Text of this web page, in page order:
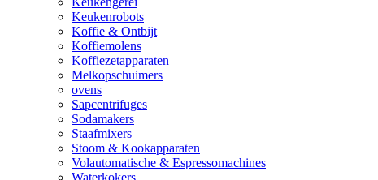
Keukenrobots
Koffie & Ontbijt
Koffiemolens
Koffiezetapparaten
Melkopschuimers
ovens
Sapcentrifuges
Sodamakers
Staafmixers
Stoom & Kookapparaten
Volautomatische & Espressomachines
Waterkokers